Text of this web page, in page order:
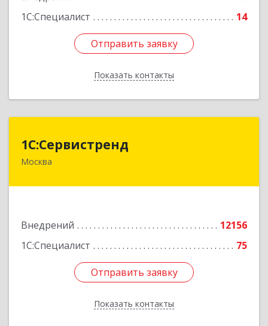
1С:Специалист
14
Отправить заявку
Показать контакты
Отправить заявку
Назад
1С:Сервистренд
Москва
Внедрений
12156
1С:Специалист
75
Отправить заявку
Показать контакты
107023, Москва г, Семёновский пер, дом № 15,
Отправить заявку
Назад